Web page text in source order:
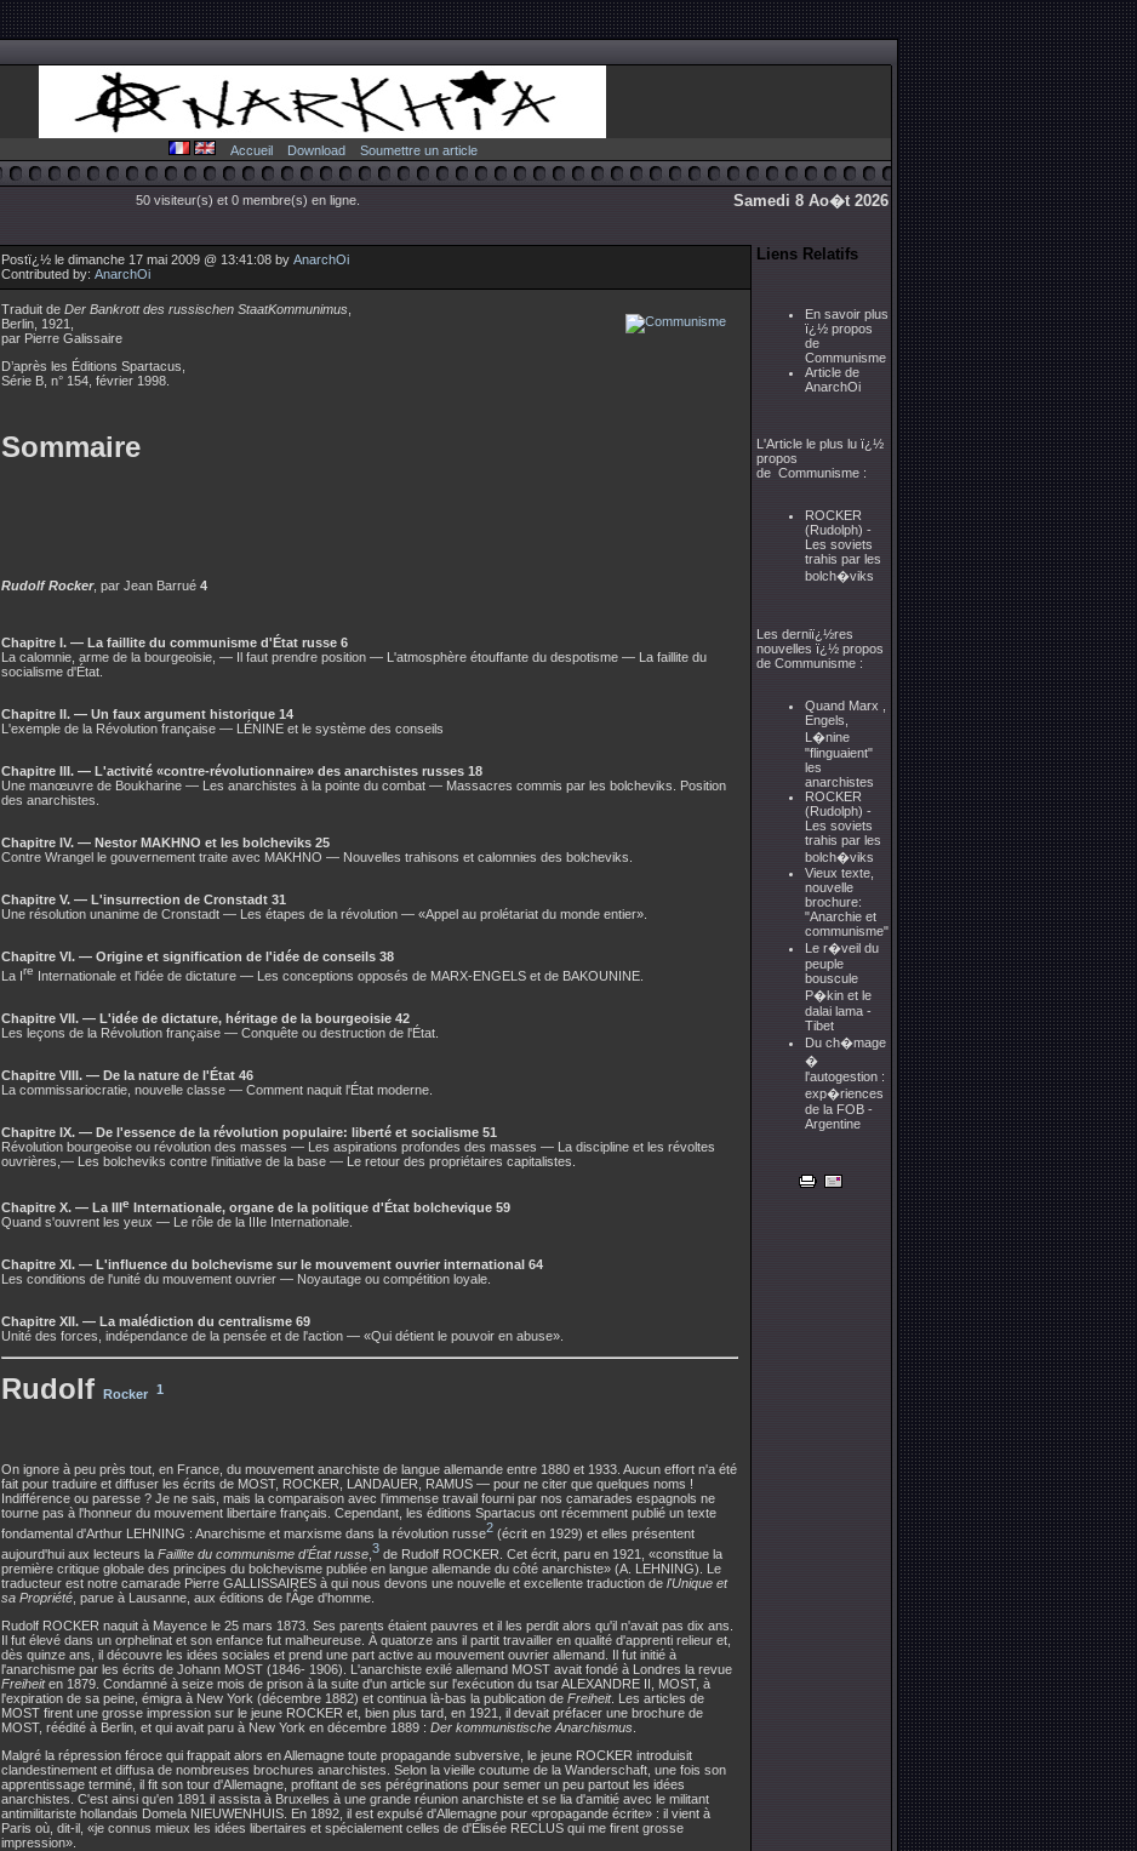
Accueil Download Soumettre un article
50 visiteur(s) et 0 membre(s) en ligne. Samedi 8 Ao�t 2026
Postï¿½ le dimanche 17 mai 2009 @ 13:41:08 by AnarchOi
Contributed by: AnarchOi
Traduit de Der Bankrott des russischen StaatKommunimus
Berlin, 1921,
par Pierre Galissaire
D’après les Éditions Spartacus,
Série B, n° 154, février 1998.
Sommaire
Rudolf Rocker, par Jean Barrué 4
Chapitre I. — La faillite du communisme d'État russe 6
La calomnie, arme de la bourgeoisie, — Il faut prendre position — L'atmosphère étouffante du despotisme — La faillite du
socialisme d'État.
Chapitre II. — Un faux argument historique 14
L'exemple de la Révolution française — LÉNINE et le système des conseils
Chapitre III. — L'activité «contre-révolutionnaire» des anarchistes russes 18
Une manœuvre de Boukharine — Les anarchistes à la pointe du combat — Massacres commis par les bolcheviks. Position
des anarchistes.
Chapitre IV. — Nestor MAKHNO et les bolcheviks 25
Contre Wrangel le gouvernement traite avec MAKHNO — Nouvelles trahisons et calomnies des bolcheviks.
Chapitre V. — L'insurrection de Cronstadt 31
Une résolution unanime de Cronstadt — Les étapes de la révolution — «Appel au prolétariat du monde entier».
Chapitre VI. — Origine et signification de l'idée de conseils 38
La Ire Internationale et l'idée de dictature — Les conceptions opposés de MARX-ENGELS et de BAKOUNINE.
Chapitre VII. — L'idée de dictature, héritage de la bourgeoisie 42
Les leçons de la Révolution française — Conquête ou destruction de l'État.
Chapitre VIII. — De la nature de l'État 46
La commissariocratie, nouvelle classe — Comment naquit l'État moderne.
Chapitre IX. — De l'essence de la révolution populaire: liberté et socialisme 51
Révolution bourgeoise ou révolution des masses — Les aspirations profondes des masses — La discipline et les révoltes
ouvrières,— Les bolcheviks contre l'initiative de la base — Le retour des propriétaires capitalistes.
Chapitre X. — La III e
Internationale, organe de la politique d'État bolchevique 59
Quand s'ouvrent les yeux — Le rôle de la IIIe Internationale.
Chapitre XI. — L'influence du bolchevisme sur le mouvement ouvrier international 64
Les conditions de l'unité du mouvement ouvrier — Noyautage ou compétition loyale.
Chapitre XII. — La malédiction du centralisme 69
Unité des forces, indépendance de la pensée et de l'action — «Qui détient le pouvoir en abuse».
Rudolf Rocker 1
On ignore à peu près tout, en France, du mouvement anarchiste de langue allemande entre 1880 et 1933. Aucun effort n'a été
fait pour traduire et diffuser les écrits de MOST, ROCKER, LANDAUER, RAMUS — pour ne citer que quelques noms !
Indifférence ou paresse ? Je ne sais, mais la comparaison avec l'immense travail fourni par nos camarades espagnols ne
tourne pas à l'honneur du mouvement libertaire français. Cependant, les éditions Spartacus ont récemment publié un texte
fondamental d'Arthur LEHNING : Anarchisme et marxisme dans la révolution russe2 (écrit en 1929) et elles présentent
aujourd'hui aux lecteurs la Faillite du communisme d’État russe 3 de Rudolf ROCKER. Cet écrit, paru en 1921, «constitue la
première critique globale des principes du bolchevisme publiée en langue allemande du côté anarchiste» (A. LEHNING). Le
traducteur est notre camarade Pierre GALLISSAIRES à qui nous devons une nouvelle et excellente traduction de l'Unique et
sa Propriété , parue à Lausanne, aux éditions de l'Âge d'homme.
Rudolf ROCKER naquit à Mayence le 25 mars 1873. Ses parents étaient pauvres et il les perdit alors qu'il n'avait pas dix ans.
Il fut élevé dans un orphelinat et son enfance fut malheureuse. À quatorze ans il partit travailler en qualité d'apprenti relieur et,
dès quinze ans, il découvre les idées sociales et prend une part active au mouvement ouvrier allemand. Il fut initié à
l'anarchisme par les écrits de Johann MOST (1846- 1906). L'anarchiste exilé allemand MOST avait fondé à Londres la revue
Freiheiten 1879. Condamné à seize mois de prison à la suite d'un article sur l'exécution du tsar ALEXANDRE II, MOST, à
l'expiration de sa peine, émigra à New York (décembre 1882) et continua là-bas la publication de Freiheit. Les articles de
MOST firent une grosse impression sur le jeune ROCKER et, bien plus tard, en 1921, il devait préfacer une brochure de
MOST, réédité à Berlin, et qui avait paru à New York en décembre 1889 : Der kommunistische Anarchismus
Malgré la répression féroce qui frappait alors en Allemagne toute propagande subversive, le jeune ROCKER introduisit
clandestinement et diffusa de nombreuses brochures anarchistes. Selon la vieille coutume de la Wanderschaft, une fois son
apprentissage terminé, il fit son tour d'Allemagne, profitant de ses pérégrinations pour semer un peu partout les idées
anarchistes. C'est ainsi qu'en 1891 il assista à Bruxelles à une grande réunion anarchiste et se lia d'amitié avec le militant
antimilitariste hollandais Domela NIEUWENHUIS. En 1892, il est expulsé d'Allemagne pour «propagande écrite» : il vient à
Paris où, dit-il, «je connus mieux les idées libertaires et spécialement celles de d'Élisée RECLUS qui me firent grosse
impression».
Liens Relatifs
En savoir plus
ï¿½ propos
de
Communisme
Article de
AnarchOi
L'Article le plus lu ï¿½
propos
de Communisme :
ROCKER
(Rudolph) -
Les soviets
trahis par les
bolch�viks
Les derniï¿½res
nouvelles ï¿½ propos
de Communisme :
Quand Marx ,
Engels,
L�nine
"flinguaient"
les
anarchistes
ROCKER
(Rudolph) -
Les soviets
trahis par les
bolch�viks
Vieux texte,
nouvelle
brochure:
"Anarchie et
communisme"
Le r�veil du
peuple
bouscule
P�kin et le
dalai lama -
Tibet
Du ch�mage
�
l'autogestion :
exp�riences
de la FOB -
Argentine